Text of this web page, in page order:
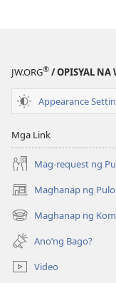
JW.ORG® / OPISYAL NA
Appearance
Mga Link
Mag-request ng
Maghanap ng
(may
bubukas
na
bagong
window)
Maghanap ng
(may
bubukas
na
bagong
window)
Ano’ng Bago?
Video